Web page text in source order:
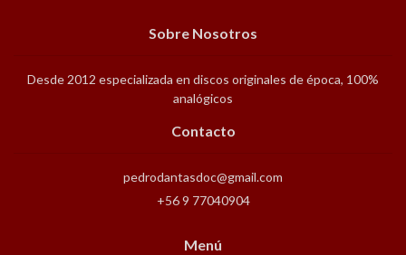
Sobre Nosotros
Desde 2012 especializada en discos originales de época, 100%
analógicos
Contacto
pedrodantasdoc@gmail.com
+56 9 77040904
Menú